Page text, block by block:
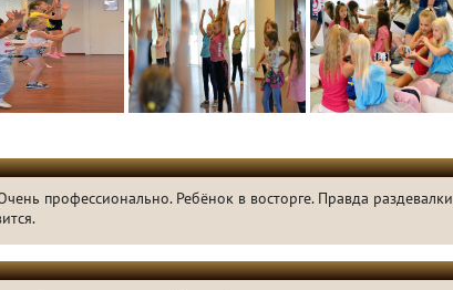
профессионально. Ребёнок в восторге. Правда раздевалки